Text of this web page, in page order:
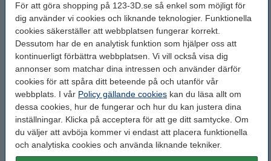
För att göra shopping på 123-3D.se så enkel som möjligt för
dig använder vi cookies och liknande teknologier. Funktionella
cookies säkerställer att webbplatsen fungerar korrekt.
Dessutom har de en analytisk funktion som hjälper oss att
kontinuerligt förbättra webbplatsen. Vi vill också visa dig
annonser som matchar dina intressen och använder därför
cookies för att spåra ditt beteende på och utanför vår
webbplats. I vår Policy gällande cookies kan du läsa allt om
dessa cookies, hur de fungerar och hur du kan justera dina
inställningar. Klicka på acceptera för att ge ditt samtycke. Om
du väljer att avböja kommer vi endast att placera funktionella
och analytiska cookies och använda liknande tekniker.
Elegoo Mars 4 DLP
Elegoo Saturn 2
Elegoo Saturn 8K
Flashforge Foto 13.3
UniFormation GK3
UniFormation GK3 Pro